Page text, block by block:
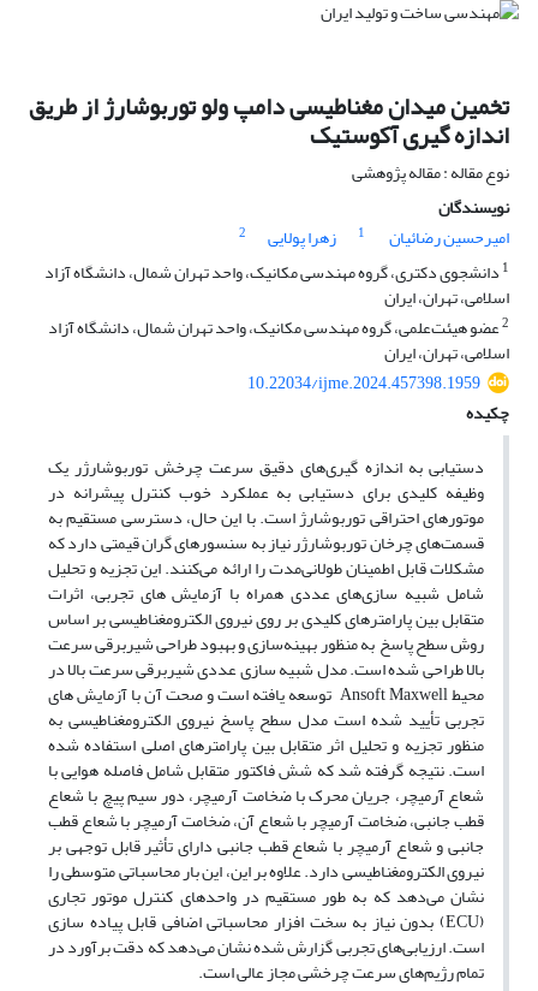
تخمین میدان مغناطیسی دامپ ولو توربوشارژ از طریق
اندازه گیری آکوستیک
نوع مقاله : مقاله پژوهشی
نویسندگان
امیرحسین رضائیان
1 زهرا پولایی
2
1 دانشجوی دکتری، گروه مهندسی مکانیک، واحد تهران شمال، دانشگاه آزاد
اسلامی، تهران، ایران
2عضو هیئت‌علمی، گروه مهندسی مکانیک، واحد تهران شمال، دانشگاه آزاد
اسلامی، تهران، ایران
10.22034/ijme.2024.457398.1959
چکیده
دستیابی به اندازه­ گیری‌‎های دقیق سرعت چرخش توربوشارژر یک
وظیفه کلیدی برای دست­یابی به عملکرد خوب کنترل پیشرانه در
موتورهای احتراقی توربوشارژ است. با این حال، دسترسی مستقیم به
قسمت‌های چرخان توربوشارژر نیاز به سنسورهای گران قیمتی دارد که
مشکلات قابل اطمینان طولانی‌مدت را ارائه می‌کنند. این تجزیه و تحلیل
شامل شبیه ­سازی‌‎های عددی همراه با آزمایش ­­های تجربی، اثرات
متقابل بین پارامترهای کلیدی بر روی نیروی الکترومغناطیسی بر اساس
روش سطح پاسخ به منظور بهینه‌سازی و بهبود طراحی شیربرقی سرعت
بالا طراحی شده است. مدل شبیه سازی عددی شیربرقی سرعت بالا در
محیط Ansoft Maxwell توسعه یافته است و صحت آن با آزمایش ­های
تجربی تأیید شده است مدل سطح پاسخ نیروی الکترومغناطیسی به
منظور تجزیه و تحلیل اثر متقابل بین پارامترهای اصلی استفاده شده
است. نتیجه گرفته شد که شش فاکتور متقابل شامل فاصله هوایی با
شعاع آرمیچر، جریان محرک با ضخامت آرمیچر، دور سیم پیچ با شعاع
قطب جانبی، ضخامت آرمیچر با شعاع آن، ضخامت آرمیچر با شعاع قطب
جانبی و شعاع آرمیچر با شعاع قطب جانبی دارای تأثیر قابل توجهی بر
نیروی الکترومغناطیسی دارد. علاوه ­بر این، این بار محاسباتی متوسطی را
نشان می‌دهد که به طور مستقیم در واحدهای کنترل موتور تجاری
(ECU) بدون نیاز به سخت افزار محاسباتی اضافی قابل پیاده سازی
است. ارزیابی‌‎های تجربی گزارش شده نشان می‌دهد که دقت برآورد در
تمام رژیم‌‎های سرعت چرخشی مجاز عالی است.